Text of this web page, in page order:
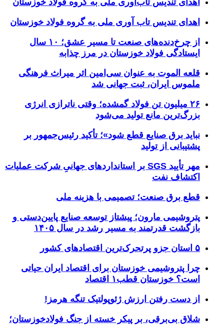
اهدای تندیس تاب‌آوری ملی به گروه فولاد خوزستان
اهدای تندیس تاب آوری ملی به گروه فولاد خوزستان
از چرخ‌دنده‌های صنعت تا مسیر عشق؛ ۱۰ سال
ایستادگی فولاد خوزستان در مرز چذابه
قلعه الموت به عنوان سی‌امین اثر میراث‌ فرهنگی
ملموس ایران، ثبت جهانی شد
۲۶ میلیون تن فولاد گمشده؛ وقتی ناترازی انرژی
بزرگ‌ترین مانع تولید می‌شود
نباید برق صنایع قطع شود»؛ تأکید رئیس‌جمهور بر
پشتیبانی از تولید
مهر تأیید SGS بر استانداردهای جهانیِ شرکت عملیات
اکتشاف نفت
قطع برق صنعت؛ تصمیمی با هزینه ملی
پتروشیمی مارون؛ پیشتاز توسعه صنایع پایین‌دستی و
بازگشت قدرتمند به مسیر رشد در سال ۱۴۰۵
۵ استان جزو پرتحرک‌ترین اقتصاد‌های کشور
چرا پتروشیمی خوزستان برای اقتصاد ایران حیاتی
است؟ خوزستان قطب۱ اقتصاد
از دست رفتن ارزش ژئوپولتیک تنگه هرمز!
شلاق‌ بی‌برقی، بر پیکر خسته‌ از جنگ فولادخوزستان؛